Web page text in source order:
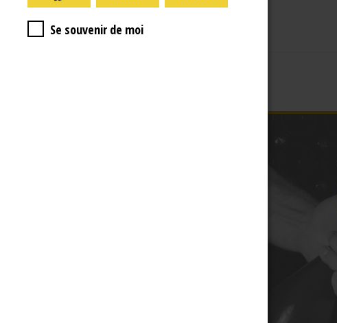
Se souvenir de moi